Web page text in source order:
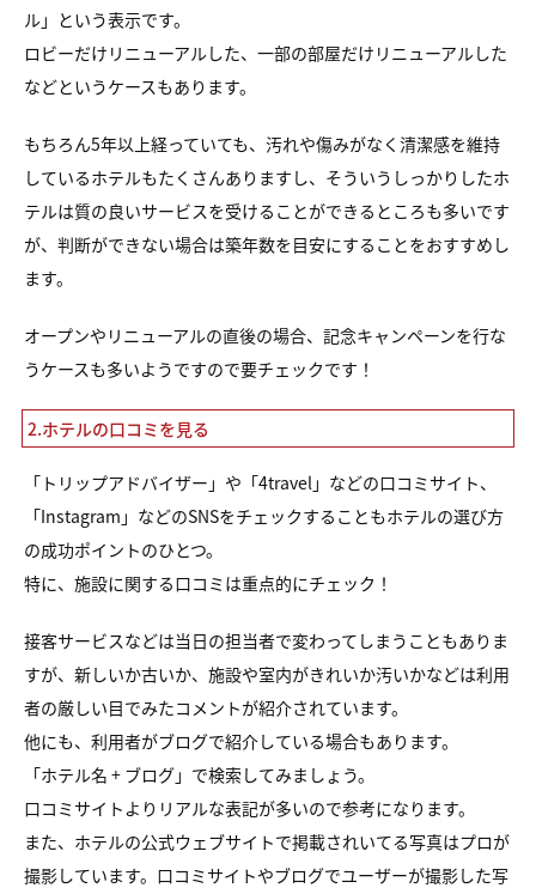
ル」という表示です。
ロビーだけリニューアルした、一部の部屋だけリニューアルした
などというケースもあります。
もちろん5年以上経っていても、汚れや傷みがなく清潔感を維持
しているホテルもたくさんありますし、そういうしっかりしたホ
テルは質の良いサービスを受けることができるところも多いです
が、判断ができない場合は築年数を目安にすることをおすすめし
ます。
オープンやリニューアルの直後の場合、記念キャンペーンを行な
うケースも多いようですので要チェックです！
2.ホテルの口コミを見る
「トリップアドバイザー」や「4travel」などの口コミサイト、
「Instagram」などのSNSをチェックすることもホテルの選び方
の成功ポイントのひとつ。
特に、施設に関する口コミは重点的にチェック！
接客サービスなどは当日の担当者で変わってしまうこともありま
すが、新しいか古いか、施設や室内がきれいか汚いかなどは利用
者の厳しい目でみたコメントが紹介されています。
他にも、利用者がブログで紹介している場合もあります。
「ホテル名 + ブログ」で検索してみましょう。
口コミサイトよりリアルな表記が多いので参考になります。
また、ホテルの公式ウェブサイトで掲載されいてる写真はプロが
撮影しています。口コミサイトやブログでユーザーが撮影した写